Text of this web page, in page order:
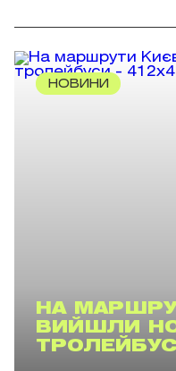
НОВИНИ
НА
ВИЙШЛИ